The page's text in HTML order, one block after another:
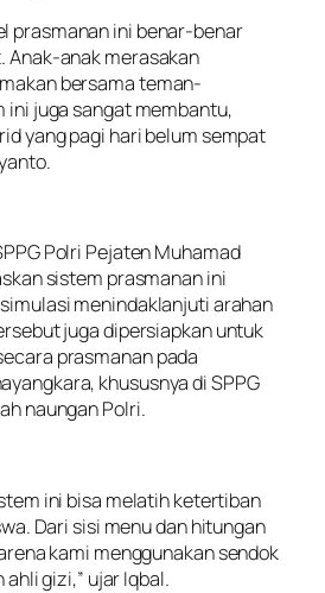
prasmanan ini benar-benar
Anak-anak merasakan
bersama teman-
ini juga sangat membantu,
yang pagi hari belum sempat
Polri Pejaten Muhamad
sistem prasmanan ini
menindaklanjuti arahan
juga dipersiapkan untuk
prasmanan pada
khususnya di SPPG
naungan Polri.
ini bisa melatih ketertiban
Dari sisi menu dan hitungan
kami menggunakan sendok
gizi,” ujar Iqbal.